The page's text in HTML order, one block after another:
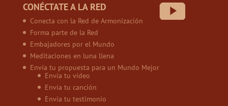
CONÉCTATE A LA RED
Conecta con la Red de Armonización
Forma parte de la Red
Embajadores por el Mundo
Meditaciones en luna llena
Envía tu propuesta para un Mundo Mejor
Envía tu vídeo
Envía tu canción
Envía tu testimonio